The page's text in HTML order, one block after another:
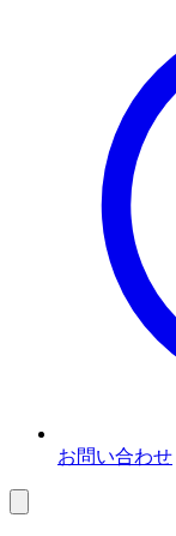
お問い合わせ